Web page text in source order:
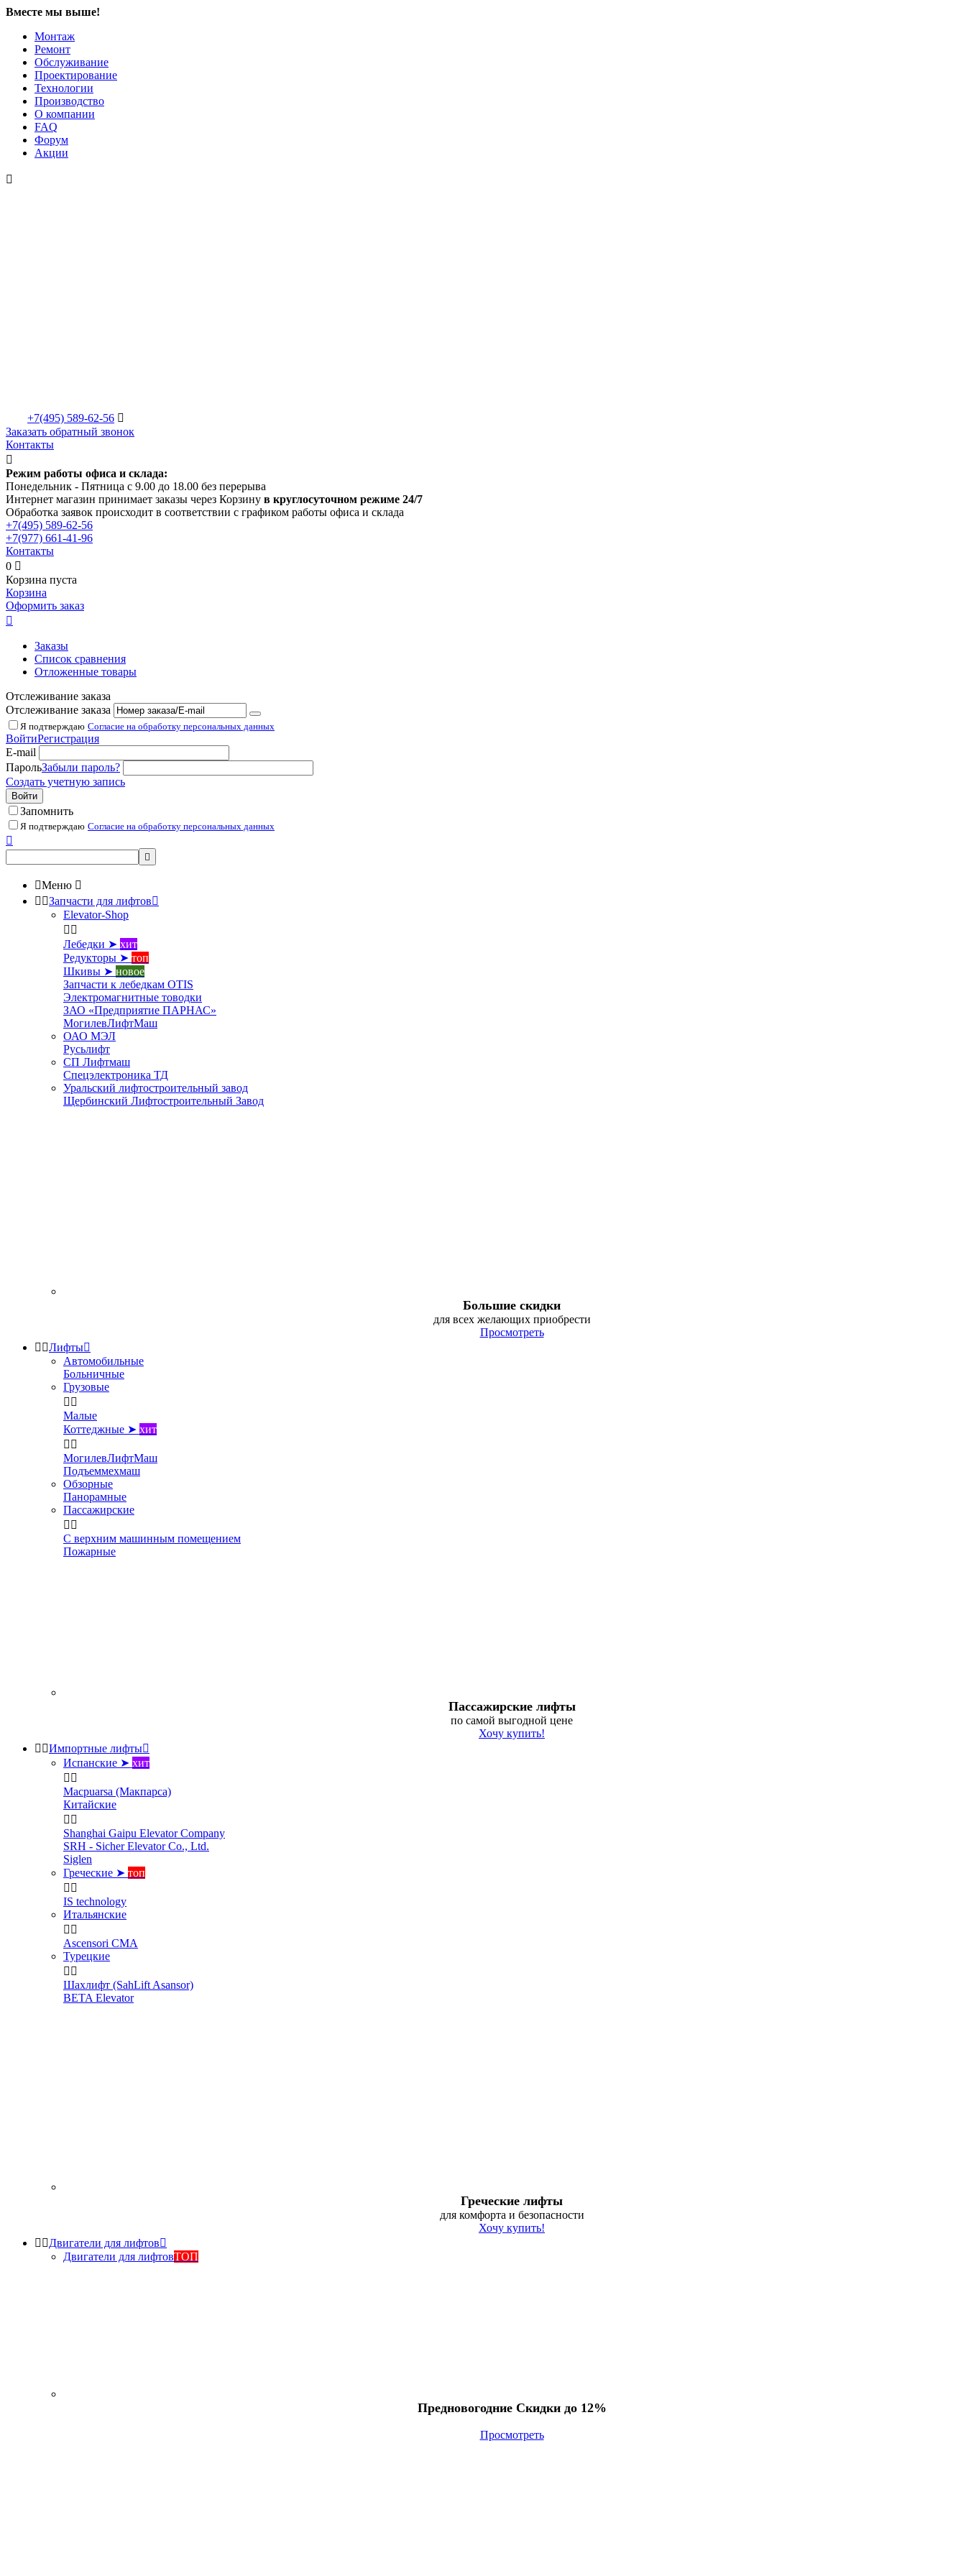
Вместе мы выше!
Монтаж
Ремонт
Обслуживание
Проектирование
Технологии
Производство
О компании
FAQ
Форум
Акции

+7(495) 589-62-56 
Заказать обратный звонок
Контакты

Режим работы офиса и склада:
Понедельник - Пятница с 9.00 до 18.00 без перерыва
Интернет магазин принимает заказы через Корзину в круглосуточном режиме 24/7
Обработка заявок происходит в соответствии с графиком работы офиса и склада
+7(495) 589-62-56
+7(977) 661-41-96
Контакты
0 
Корзина пуста
Корзина
Оформить заказ

Заказы
Список сравнения
Отложенные товары
Отслеживание заказа
Отслеживание заказа
Я подтверждаю Согласие на обработку персональных данных
ВойтиРегистрация
E-mail
ПарольЗабыли пароль?
Создать учетную запись
Войти
Запомнить
Я подтверждаю Согласие на обработку персональных данных


Меню 
 Запчасти для лифтов
Elevator-Shop
 
Лебедки ➤ хит
Редукторы ➤ топ
Шкивы ➤ новое
Запчасти к лебедкам OTIS
Электромагнитные товодки
ЗАО «Предприятие ПАРНАС»
МогилевЛифтМаш
ОАО МЭЛ
Русьлифт
СП Лифтмаш
Спецэлектроника ТД
Уральский лифтостроительный завод
Щербинский Лифтостроительный Завод
Большие скидки
для всех желающих приобрести
Просмотреть
 Лифты
Автомобильные
Больничные
Грузовые
 
Малые
Коттеджные ➤ хит
 
МогилевЛифтМаш
Подъеммехмаш
Обзорные
Панорамные
Пассажирские
 
С верхним машинным помещением
Пожарные
Пассажирские лифты
по самой выгодной цене
Хочу купить!
 Импортные лифты
Испанские ➤ хит
 
Macpuarsa (Макпарса)
Китайские
 
Shanghai Gaipu Elevator Company
SRH - Sicher Elevator Co., Ltd.
Siglen
Греческие ➤ топ
 
IS technology
Итальянские
 
Ascensori CMA
Турецкие
 
Шахлифт (SahLift Asansor)
BETA Elevator
Греческие лифты
для комфорта и безопасности
Хочу купить!
 Двигатели для лифтов
Двигатели для лифтовТОП
Предновогодние Скидки до 12%
Просмотреть